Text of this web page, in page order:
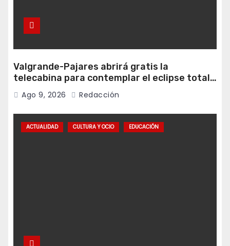
Valgrande-Pajares abrirá gratis la
telecabina para contemplar el eclipse total
desde Cuitunigru
Ago 9, 2026 Redacción
ACTUALIDAD CULTURA Y OCIO EDUCACIÓN